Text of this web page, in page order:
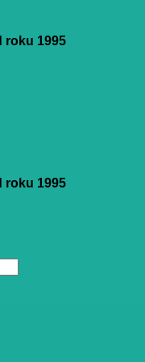
roku 1995
roku 1995